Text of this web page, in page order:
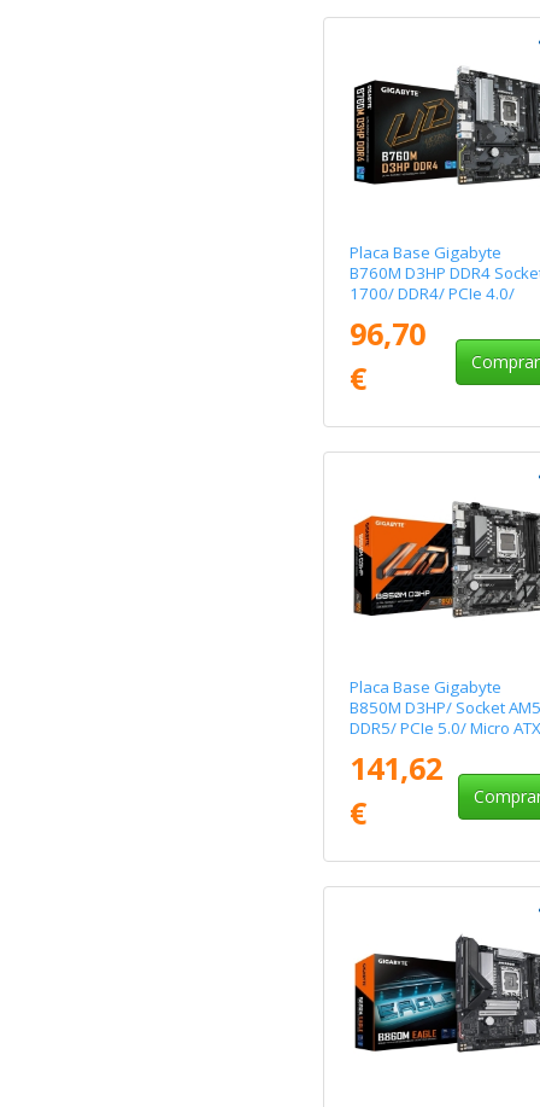
Placa Base Gigabyte
B760M D3HP DDR4
1700/ DDR4/ PCIe 4.0/
96,70
€
Comprar
Placa Base Gigabyte
B850M D3HP/ Socket
DDR5/ PCIe 5.0/ Micro ATX
141,62
€